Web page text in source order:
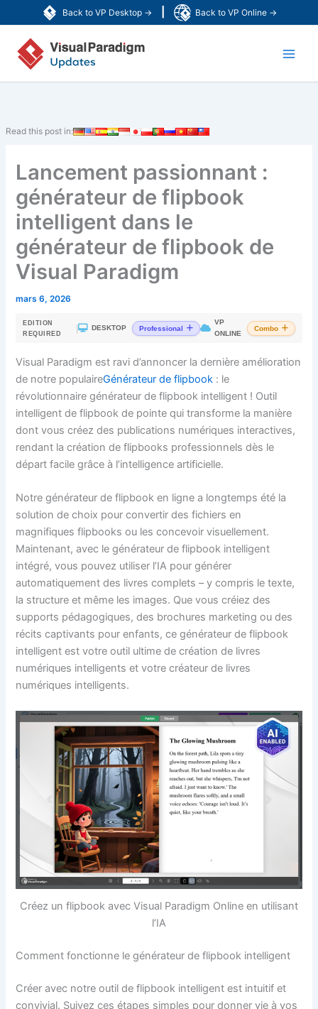
Back to VP Desktop → Back to VP Online →
au
contenu
Read this post in:
Lancement passionnant :
générateur de flipbook
intelligent dans le
générateur de flipbook de
Visual Paradigm
mars 6, 2026
EDITION
REQUIRED
DESKTOP Professional
VP
ONLINE
Combo
Visual Paradigm est ravi d’annoncer la dernière amélioration
de notre populaireGénérateur de flipbook : le
révolutionnaire générateur de flipbook intelligent ! Outil
intelligent de flipbook de pointe qui transforme la manière
dont vous créez des publications numériques interactives,
rendant la création de flipbooks professionnels dès le
départ facile grâce à l’intelligence artificielle.
Notre générateur de flipbook en ligne a longtemps été la
solution de choix pour convertir des fichiers en
magnifiques flipbooks ou les concevoir visuellement.
Maintenant, avec le générateur de flipbook intelligent
intégré, vous pouvez utiliser l’IA pour générer
automatiquement des livres complets – y compris le texte,
la structure et même les images. Que vous créiez des
supports pédagogiques, des brochures marketing ou des
récits captivants pour enfants, ce générateur de flipbook
intelligent est votre outil ultime de création de livres
numériques intelligents et votre créateur de livres
numériques intelligents.
Créez un flipbook avec Visual Paradigm Online en utilisant
l’IA
Comment fonctionne le générateur de flipbook intelligent
Créer avec notre outil de flipbook intelligent est intuitif et
convivial. Suivez ces étapes simples pour donner vie à vos